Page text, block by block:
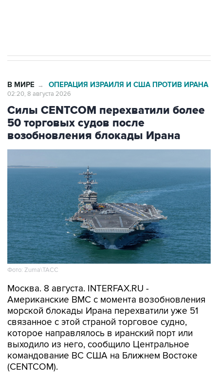
В МИРЕ → ОПЕРАЦИЯ ИЗРАИЛЯ И США ПРОТИВ ИРАНА
02:20, 8 августа 2026
Силы CENTCOM перехватили более
50 торговых судов после
возобновления блокады Ирана
Фото: Zuma\ТАСС
Москва. 8 августа. INTERFAX.RU -
Американские ВМС с момента возобновления
морской блокады Ирана перехватили уже 51
связанное с этой страной торговое судно,
которое направлялось в иранский порт или
выходило из него, сообщило Центральное
командование ВС США на Ближнем Востоке
(CENTCOM).